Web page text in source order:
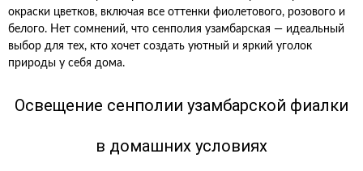
окраски цветков, включая все оттенки фиолетового, розового и
белого. Нет сомнений, что сенполия узамбарская — идеальный
выбор для тех, кто хочет создать уютный и яркий уголок
природы у себя дома.
Освещение сенполии узамбарской фиалки
в домашних условиях